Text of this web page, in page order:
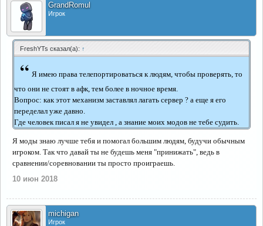
GrandRomul
Игрок
FreshYTs сказал(а): ↑
“ Я имею права телепортироваться к людям, чтобы проверять, то
что они не стоят в афк, тем более в ночное время.
Вопрос: как этот механизм заставлял лагать сервер ? а еще я его
переделал уже давно.
Где человек писал я не увидел , а знание моих модов не тебе судить.
Я моды знаю лучше тебя и помогал большим людям, будучи обычным
игроком. Так что давай ты не будешь меня "принижать", ведь в
сравнении/соревновании ты просто проиграешь.
10 июн 2018
michigan
Игрок